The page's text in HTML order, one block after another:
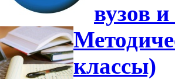
вузов
классы)